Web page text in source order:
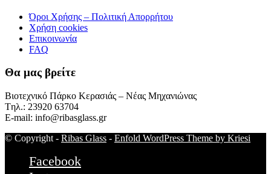
Όροι Χρήσης – Πολιτική Απορρήτου
Χρήση cookies
Επικοινωνία
FAQ
Θα μας βρείτε
Βιοτεχνικό Πάρκο Κερασιάς – Νέας Μηχανιώνας
Tηλ.: 23920 63704
E-mail: info@ribasglass.gr
© Copyright - Ribas Glass - Enfold WordPress Theme by Kriesi
Facebook